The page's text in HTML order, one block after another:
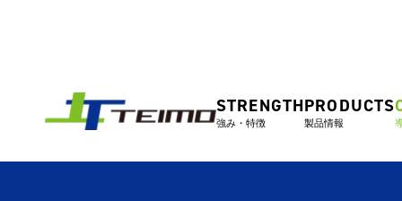
STRENGTH
強み・特徴
PRODUCTS
製品情報